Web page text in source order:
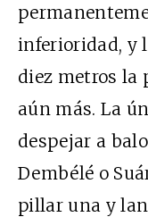
inferioridad, y
diez metros la
aún más. La
despejar a
Dembélé o
pillar una y